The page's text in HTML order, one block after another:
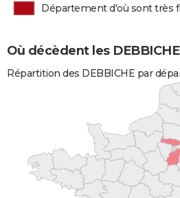
Département d'où sont très
Où décèdent les
Répartition des DEBBICHE par